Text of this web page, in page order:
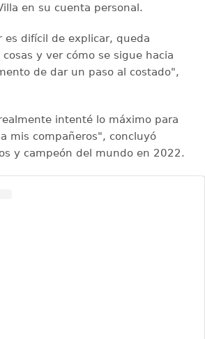
en su cuenta personal.
es difícil de explicar, queda
y ver cómo se sigue hacia
de dar un paso al costado",
intenté lo máximo para
mis compañeros", concluyó
y campeón del mundo en 2022.